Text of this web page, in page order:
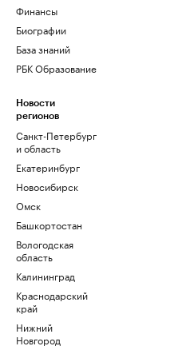
Финансы
Биографии
База знаний
РБК Образование
Новости
регионов
Санкт-Петербург
и область
Екатеринбург
Новосибирск
Омск
Башкортостан
Вологодская
область
Калининград
Краснодарский
край
Нижний
Новгород